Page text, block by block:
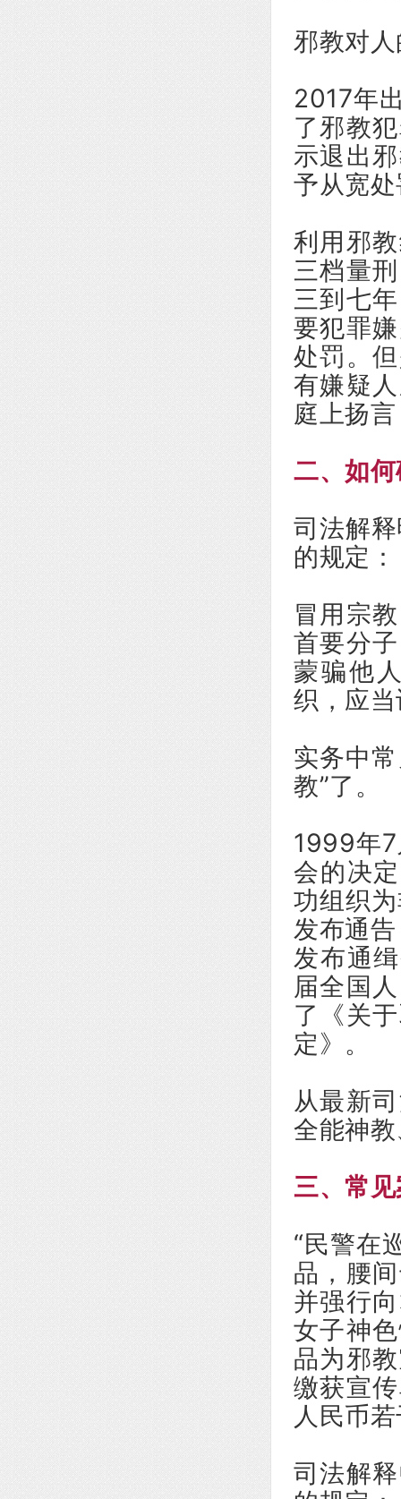
邪教对
2017年
了邪教
示退出
予从宽
利用邪
三档量
三到七
要犯罪
处罚。
有嫌疑
庭上扬
二、如
司法解
的规定：
冒用宗
首要分
蒙骗他
织，应
实务中
教”了。
1999年
会的决
功组织
发布通
发布通
届全国
了《关
定》。
从最新
全能神
三、常
“民警在
品，腰
并强行
女子神
品为邪
缴获宣
人民币
司法解